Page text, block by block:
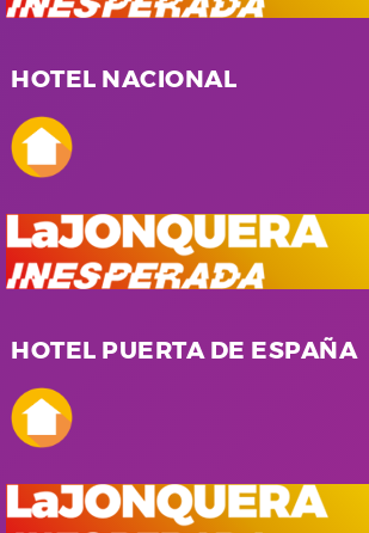
HOTEL NACIONAL
HOTEL PUERTA DE ESPAÑA